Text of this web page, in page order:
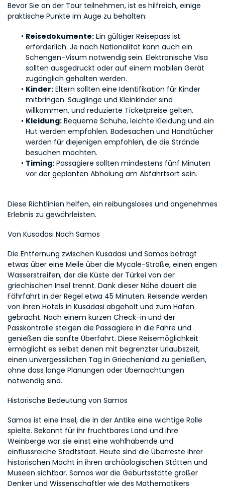
Bevor Sie an der Tour teilnehmen, ist es hilfreich, einige
praktische Punkte im Auge zu behalten:
Reisedokumente: Ein gültiger Reisepass ist
erforderlich. Je nach Nationalität kann auch ein
Schengen-Visum notwendig sein. Elektronische Visa
sollten ausgedruckt oder auf einem mobilen Gerät
zugänglich gehalten werden.
Kinder: Eltern sollten eine Identifikation für Kinder
mitbringen. Säuglinge und Kleinkinder sind
willkommen, und reduzierte Ticketpreise gelten.
Kleidung: Bequeme Schuhe, leichte Kleidung und ein
Hut werden empfohlen. Badesachen und Handtücher
werden für diejenigen empfohlen, die die Strände
besuchen möchten.
Timing: Passagiere sollten mindestens fünf Minuten
vor der geplanten Abholung am Abfahrtsort sein.
Diese Richtlinien helfen, ein reibungsloses und angenehmes
Erlebnis zu gewährleisten.
Von Kusadasi Nach Samos
Die Entfernung zwischen Kusadasi und Samos beträgt
etwas über eine Meile über die Mycale-Straße, einen engen
Wasserstreifen, der die Küste der Türkei von der
griechischen Insel trennt. Dank dieser Nähe dauert die
Fährfahrt in der Regel etwa 45 Minuten. Reisende werden
von ihren Hotels in Kusadasi abgeholt und zum Hafen
gebracht. Nach einem kurzen Check-in und der
Passkontrolle steigen die Passagiere in die Fähre und
genießen die sanfte Überfahrt. Diese Reisemöglichkeit
ermöglicht es selbst denen mit begrenzter Urlaubszeit,
einen unvergesslichen Tag in Griechenland zu genießen,
ohne dass lange Planungen oder Übernachtungen
notwendig sind.
Historische Bedeutung von Samos
Samos ist eine Insel, die in der Antike eine wichtige Rolle
spielte. Bekannt für ihr fruchtbares Land und ihre
Weinberge war sie einst eine wohlhabende und
einflussreiche Stadtstaat. Heute sind die Überreste ihrer
historischen Macht in ihren archäologischen Stätten und
Museen sichtbar. Samos war die Geburtsstätte großer
Denker und Wissenschaftler wie des Mathematikers